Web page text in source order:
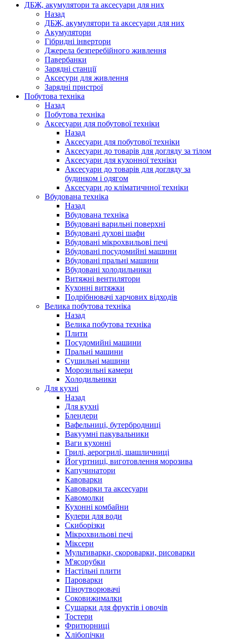
ДБЖ, акумулятори та аксесуари для них
Назад
ДБЖ, акумулятори та аксесуари для них
Акумулятори
Гібридні інвертори
Джерела безперебійного живлення
Павербанки
Зарядні станції
Аксесури для живлення
Зарядні пристрої
Побутова техніка
Назад
Побутова техніка
Аксесуари для побутової техніки
Назад
Аксесуари для побутової техніки
Аксесуари до товарів для догляду за тілом
Аксесуари для кухонної техніки
Аксесуари до товарів для догляду за
будинком і одягом
Аксесуари до кліматичнної техніки
Вбудована техніка
Назад
Вбудована техніка
Вбудовані варильні поверхні
Вбудовані духові шафи
Вбудовані мікрохвильові печі
Вбудовані посудомийні машини
Вбудовані пральні машини
Вбудовані холодильники
Витяжні вентилятори
Кухонні витяжки
Подрібнювачі харчових відходів
Велика побутова техніка
Назад
Велика побутова техніка
Плити
Посудомийні машини
Пральні машини
Сушильні машини
Морозильні камери
Холодильники
Для кухні
Назад
Для кухні
Блендери
Вафельниці, бутербродниці
Вакуумні пакувальники
Ваги кухонні
Грилі, аерогрилі, шашличниці
Йогуртниці, виготовлення морозива
Капучинатори
Кавоварки
Кавоварки та аксесуари
Кавомолки
Кухонні комбайни
Кулери для води
Скиборізки
Мікрохвильові печі
Міксери
Мультиварки, скороварки, рисоварки
М'ясорубки
Настільні плити
Пароварки
Піноутворювачі
Соковижималки
Сушарки для фруктів і овочів
Тостери
Фритюрниці
Хлібопічки